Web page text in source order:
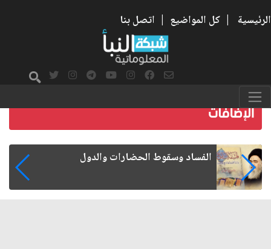
الرئيسية | كل المواضيع | اتصل بنا
رواتب الموظفين على صفيح ساخن